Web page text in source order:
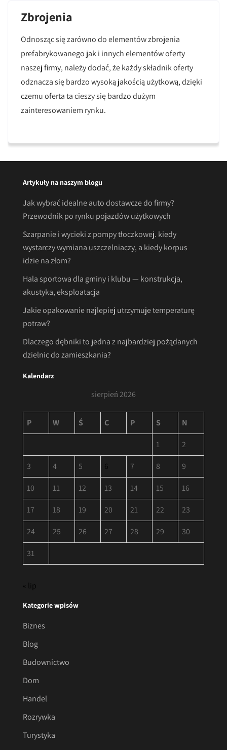
Zbrojenia
Odnosząc się zarówno do elementów zbrojenia
prefabrykowanego jak i innych elementów oferty
naszej firmy, należy dodać, że każdy składnik oferty
odznacza się bardzo wysoką jakością użytkową, dzięki
czemu oferta ta cieszy się bardzo dużym
zainteresowaniem rynku.
Artykuły na naszym blogu
Jak wybrać idealne auto dostawcze do firmy?
Przewodnik po rynku pojazdów użytkowych
Szarpanie i wycieki z pompy tłoczkowej. kiedy
wystarczy wymiana uszczelniaczy, a kiedy korpus
idzie na złom?
Hala sportowa dla gminy i klubu — konstrukcja,
akustyka, eksploatacja
Jakie opakowanie najlepiej utrzymuje temperaturę
potraw?
Dlaczego dębniki to jedna z najbardziej pożądanych
dzielnic do zamieszkania?
Kalendarz
sierpień 2026
P W Ś C P S N
1 2
3 4 5 6 7 8 9
10 11 12 13 14 15 16
17 18 19 20 21 22 23
24 25 26 27 28 29 30
31
« lip
Kategorie wpisów
Biznes
Blog
Budownictwo
Dom
Handel
Rozrywka
Turystyka